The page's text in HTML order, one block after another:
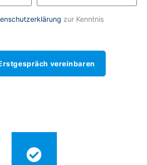
zur Kenntnis
vereinbaren